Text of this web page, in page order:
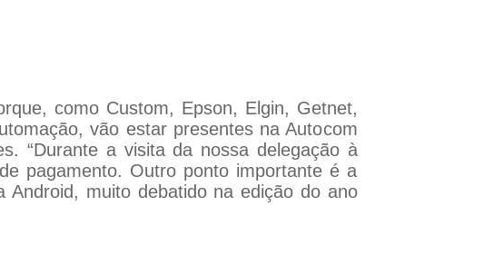
como Custom, Epson, Elgin, Getnet,
vão estar presentes na Autocom
“Durante a visita da nossa delegação à
pagamento. Outro ponto importante é a
Android, muito debatido na edição do ano